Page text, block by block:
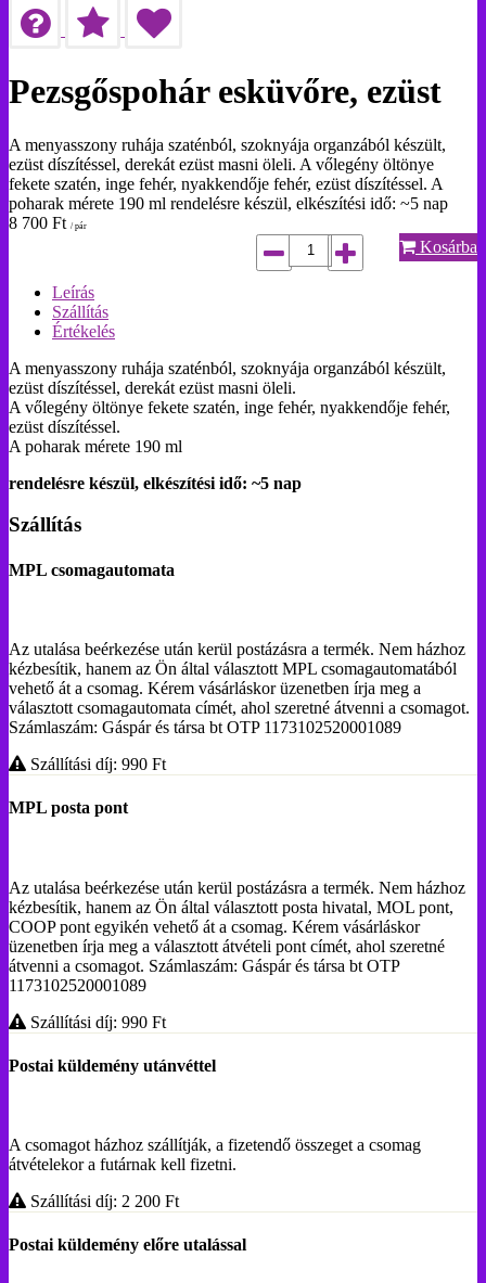
Pezsgőspohár esküvőre, ezüst
A menyasszony ruhája szaténból, szoknyája organzából készült,
ezüst díszítéssel, derekát ezüst masni öleli. A vőlegény öltönye
fekete szatén, inge fehér, nyakkendője fehér, ezüst díszítéssel. A
poharak mérete 190 ml rendelésre készül, elkészítési idő: ~5 nap
8 700 Ft / pár
Kosárba
Leírás
Szállítás
Értékelés
A menyasszony ruhája szaténból, szoknyája organzából készült,
ezüst díszítéssel, derekát ezüst masni öleli.
A vőlegény öltönye fekete szatén, inge fehér, nyakkendője fehér,
ezüst díszítéssel.
A poharak mérete 190 ml
rendelésre készül, elkészítési idő: ~5 nap
Szállítás
MPL csomagautomata
Az utalása beérkezése után kerül postázásra a termék. Nem házhoz
kézbesítik, hanem az Ön által választott MPL csomagautomatából
vehető át a csomag. Kérem vásárláskor üzenetben írja meg a
választott csomagautomata címét, ahol szeretné átvenni a csomagot.
Számlaszám: Gáspár és társa bt OTP 1173102520001089
Szállítási díj: 990 Ft
MPL posta pont
Az utalása beérkezése után kerül postázásra a termék. Nem házhoz
kézbesítik, hanem az Ön által választott posta hivatal, MOL pont,
COOP pont egyikén vehető át a csomag. Kérem vásárláskor
üzenetben írja meg a választott átvételi pont címét, ahol szeretné
átvenni a csomagot. Számlaszám: Gáspár és társa bt OTP
1173102520001089
Szállítási díj: 990 Ft
Postai küldemény utánvéttel
A csomagot házhoz szállítják, a fizetendő összeget a csomag
átvételekor a futárnak kell fizetni.
Szállítási díj: 2 200 Ft
Postai küldemény előre utalással